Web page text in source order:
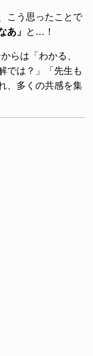
こう思ったことで
あ」 と…！
らは「わかる、
では？」「先生も
、多くの共感を集